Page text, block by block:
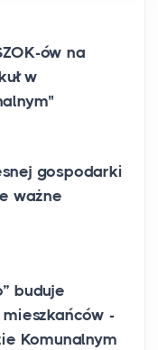
ów na
w
gospodarki
ważne
buduje
-
Komunalnym